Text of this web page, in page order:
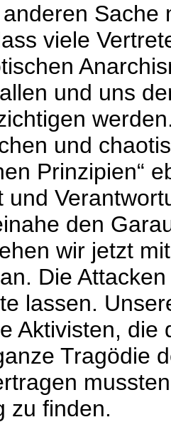
Sache
viele
und uns
und
Prinzipien“
und
den
wir jetzt
Die
lassen.
Aktivisten, die
Tragödie
zu finden.